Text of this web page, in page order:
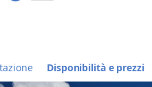
Disponibilità e prezzi